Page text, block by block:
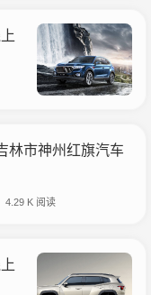
林市神州红旗汽车
4.29 K 阅读